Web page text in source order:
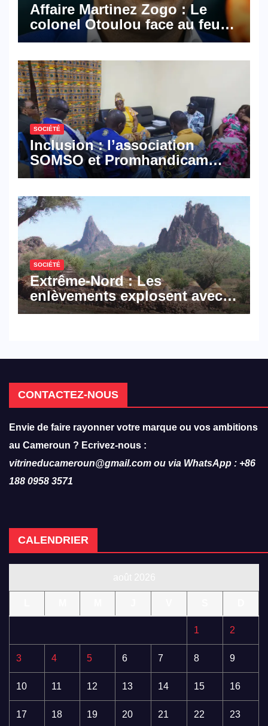
Affaire Martinez Zogo : Le
colonel Otoulou face au feu
croisé des avocats de la
SOCIÉTÉ
Inclusion : l’association
SOMSO et Promhandicam
militent en faveur d’une
hôtellerie-restauration
SOCIÉTÉ
Extrême-Nord : Les
enlèvements explosent avec
308 victimes en trois mois
CONTACTEZ-NOUS
Envie de faire rayonner votre marque ou vos ambitions
au Cameroun ? Ecrivez-nous :
vitrineducameroun@gmail.com ou via WhatsApp : +86
188 0958 3571
CALENDRIER
1 2
3 4 5 6 7 8 9
10 11 12 13 14 15 16
17 18 19 20 21 22 23